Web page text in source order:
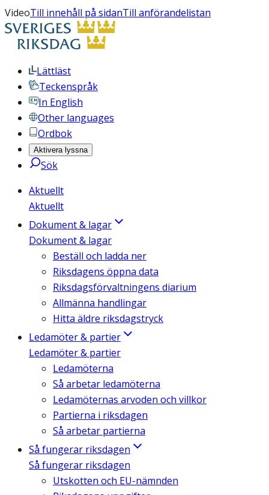
VideoTill innehåll på sidanTill anförandelistan
Lättläst
Teckenspråk
In English
Other languages
Ordbok
Aktivera lyssna
Sök
Aktuellt
Aktuellt
Dokument & lagar
Dokument & lagar
Beställ och ladda ner
Riksdagens öppna data
Riksdagsförvaltningens diarium
Allmänna handlingar
Hitta äldre riksdagstryck
Ledamöter & partier
Ledamöter & partier
Ledamöterna
Så arbetar ledamöterna
Ledamöternas arvoden och villkor
Partierna i riksdagen
Så arbetar partierna
Så fungerar riksdagen
Så fungerar riksdagen
Utskotten och EU-nämnden